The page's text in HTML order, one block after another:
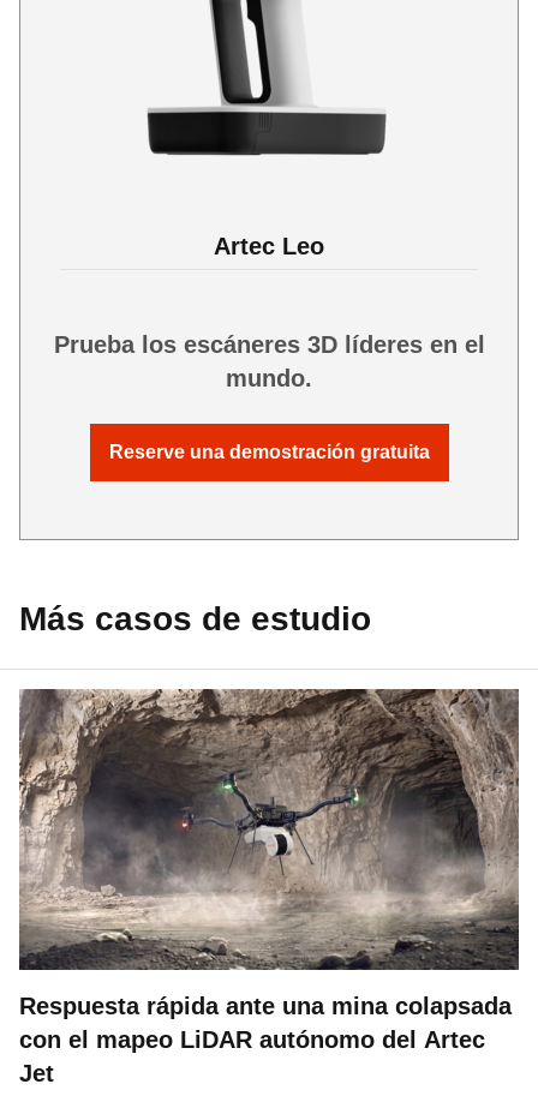
Artec Leo
Prueba los escáneres 3D líderes en el
mundo.
Reserve una demostración gratuita
Más casos de estudio
Respuesta rápida ante una mina colapsada
con el mapeo LiDAR autónomo del Artec
Jet